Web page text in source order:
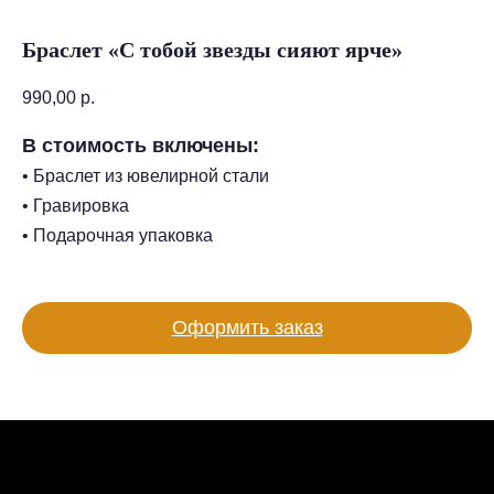
Браслет «С тобой звезды сияют ярче»
990,00 р.
В стоимость включены:
• Браслет из ювелирной стали
• Гравировка
• Подарочная упаковка
Оформить заказ